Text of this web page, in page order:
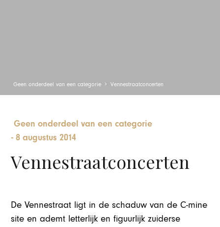
Geen onderdeel van een categorie Vennestraatconcerten
Geen onderdeel van een categorie
-8 augustus 2014
Vennestraatconcerten
De Vennestraat ligt in de schaduw van de C-mine
site en ademt letterlijk en figuurlijk zuiderse